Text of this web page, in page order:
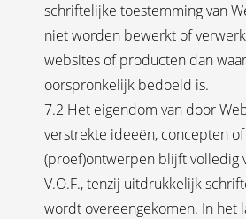
schriftelijke toestemming van
niet worden bewerkt of
websites of producten dan
oorspronkelijk bedoeld is.
7.2 Het eigendom van door
verstrekte ideeën, concepten of
(proef)ontwerpen blijft volledig
V.O.F., tenzij uitdrukkelijk
wordt overeengekomen. In het